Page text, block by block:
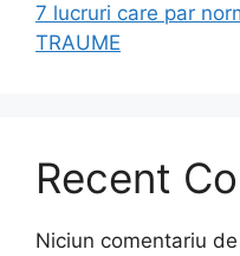
7 lucruri care par
TRAUME
Recent
Niciun comentariu